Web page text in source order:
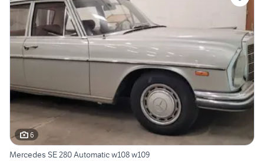
6
Mercedes SE 280 Automatic w108 w109